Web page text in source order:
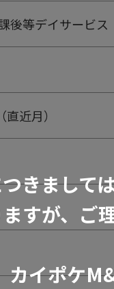
きまして
すが、ご
カイポケ
後等デイサービス
近月）